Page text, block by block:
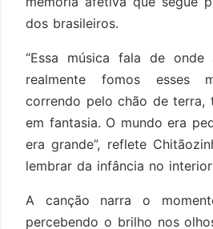
dos brasileiros.
“Essa música fala de
realmente fomos esses
correndo pelo chão de terra,
em fantasia. O mundo era
era grande”, reflete
lembrar da infância no
A canção narra o
percebendo o brilho nos